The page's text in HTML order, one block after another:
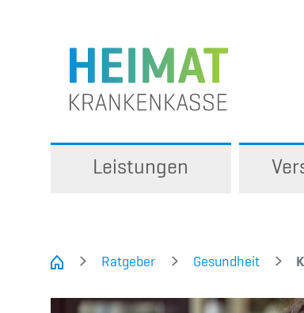
Leistungen
Ratgeber Gesundheit